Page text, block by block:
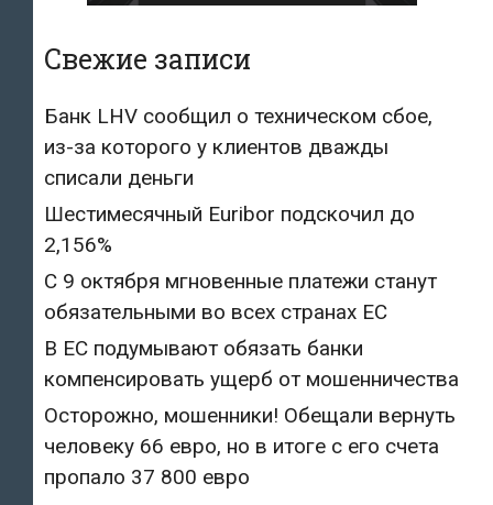
Свежие записи
Банк LHV сообщил о техническом сбое,
из-за которого у клиентов дважды
списали деньги
Шестимесячный Euribor подскочил до
2,156%
С 9 октября мгновенные платежи станут
обязательными во всех странах ЕС
В ЕС подумывают обязать банки
компенсировать ущерб от мошенничества
Осторожно, мошенники! Обещали вернуть
человеку 66 евро, но в итоге с его счета
пропало 37 800 евро